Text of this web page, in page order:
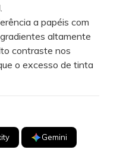
a papéis com
altamente
contraste nos
o excesso de tinta
Gemini